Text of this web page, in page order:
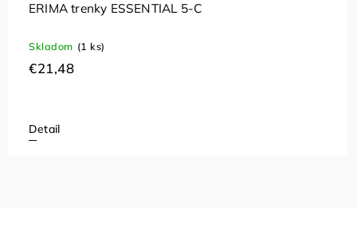
ERIMA trenky ESSENTIAL 5-C
Skladom (1 ks)
€21,48
Detail